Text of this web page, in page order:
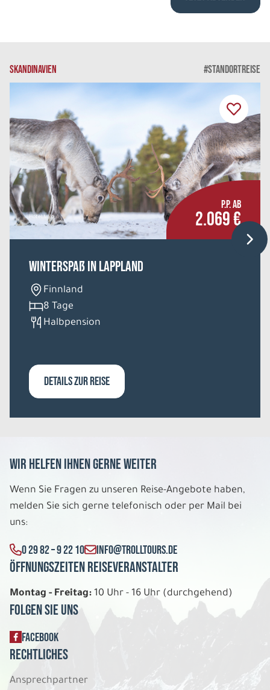
SKANDINAVIEN #STANDORTREISE
Hotel Ivalo
P.P. AB
2.069 €
Winterspaß in Lappland
Finnland
8 Tage
Halbpension
DETAILS ZUR REISE
Wir helfen Ihnen gerne weiter
Wenn Sie Fragen zu unseren Reise-Angebote haben,
melden Sie sich gerne telefonisch oder per Mail bei
uns:
0 29 82 – 9 22 10 INFO@TROLLTOURS.DE
Öffnungszeiten Reiseveranstalter
Montag - Freitag: 10 Uhr - 16 Uhr (durchgehend)
Folgen Sie uns
FACEBOOK
Rechtliches
Ansprechpartner